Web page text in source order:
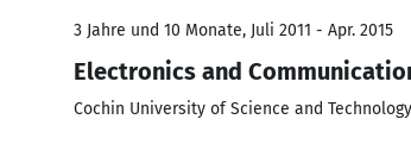
3 Jahre und 10 Monate, Juli 2011 - Apr. 2015
Electronics and
Cochin University of Science and Technology